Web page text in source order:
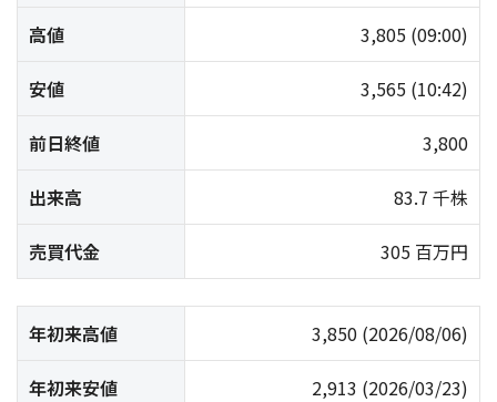
高値 3,805 (09:00)
安値 3,565 (10:42)
前日終値 3,800
出来高 83.7 千株
売買代金 305 百万円
年初来高値 3,850 (2026/08/06)
年初来安値 2,913 (2026/03/23)